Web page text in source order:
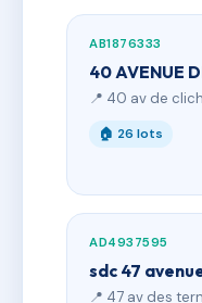
AB1876333
40 AVENUE
📍 40 av de
🏠 26 lots
AD4937595
sdc 47
📍 47 av des